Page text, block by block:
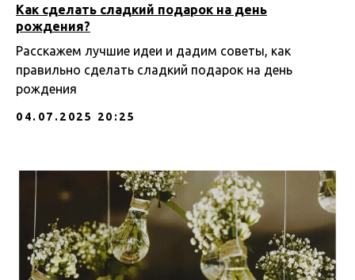
Как сделать сладкий подарок на день
рождения?
Расскажем лучшие идеи и дадим советы, как
правильно сделать сладкий подарок на день
рождения
04.07.2025 20:25